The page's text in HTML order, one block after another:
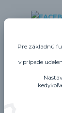
E-shopy
Pre základnú
v prípade